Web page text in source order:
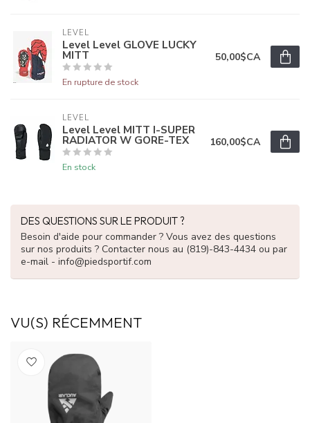
LEVEL
Level Level GLOVE LUCKY
MITT
En rupture de stock
50,00$CA
LEVEL
Level Level MITT I-SUPER
RADIATOR W GORE-TEX
En stock
160,00$CA
DES QUESTIONS SUR LE PRODUIT ?
Besoin d'aide pour commander ? Vous avez des questions
sur nos produits ? Contacter nous au (819)-843-4434 ou par
e-mail - info@piedsportif.com
VU(S) RÉCEMMENT